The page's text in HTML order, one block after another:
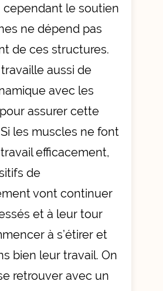
cependant le soutien
ne dépend pas
de ces structures.
aussi de
avec les
assurer cette
les muscles ne font
efficacement,
de
vont continuer
et à leur tour
à s’étirer et
bien leur travail. On
retrouver avec un